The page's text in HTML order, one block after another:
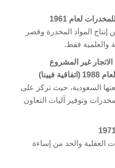
لعام 1961
إنتاج المواد المخدرة وقصر
والعلمية فقط.
الاتجار غير المشروع
فيينا)
السعودية، حيث تركز على
وتوفير آليات التعاون
العقلية والحد من إساءة